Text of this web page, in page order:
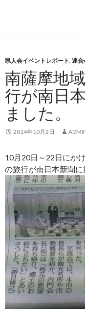
県人会イベントレポート, 連合
南薩摩地
行が南日
ました。
2014年10月2日
10月20日～22日にか
の旅行が南日本新聞に